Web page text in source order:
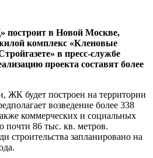
в Новой Москве,
комплекс «Кленовые
в пресс-службе
проекта составят более
будет построен на территории
возведение более 338
коммерческих и социальных
почти 86 тыс. кв. метров.
строительства запланировано на